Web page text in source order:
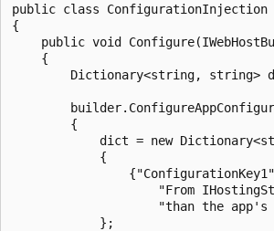
public class ConfigurationInjection
{
public void
    {
Dictionary<string, string>
        {
dict = new
            {
"From
"than the app's
            };